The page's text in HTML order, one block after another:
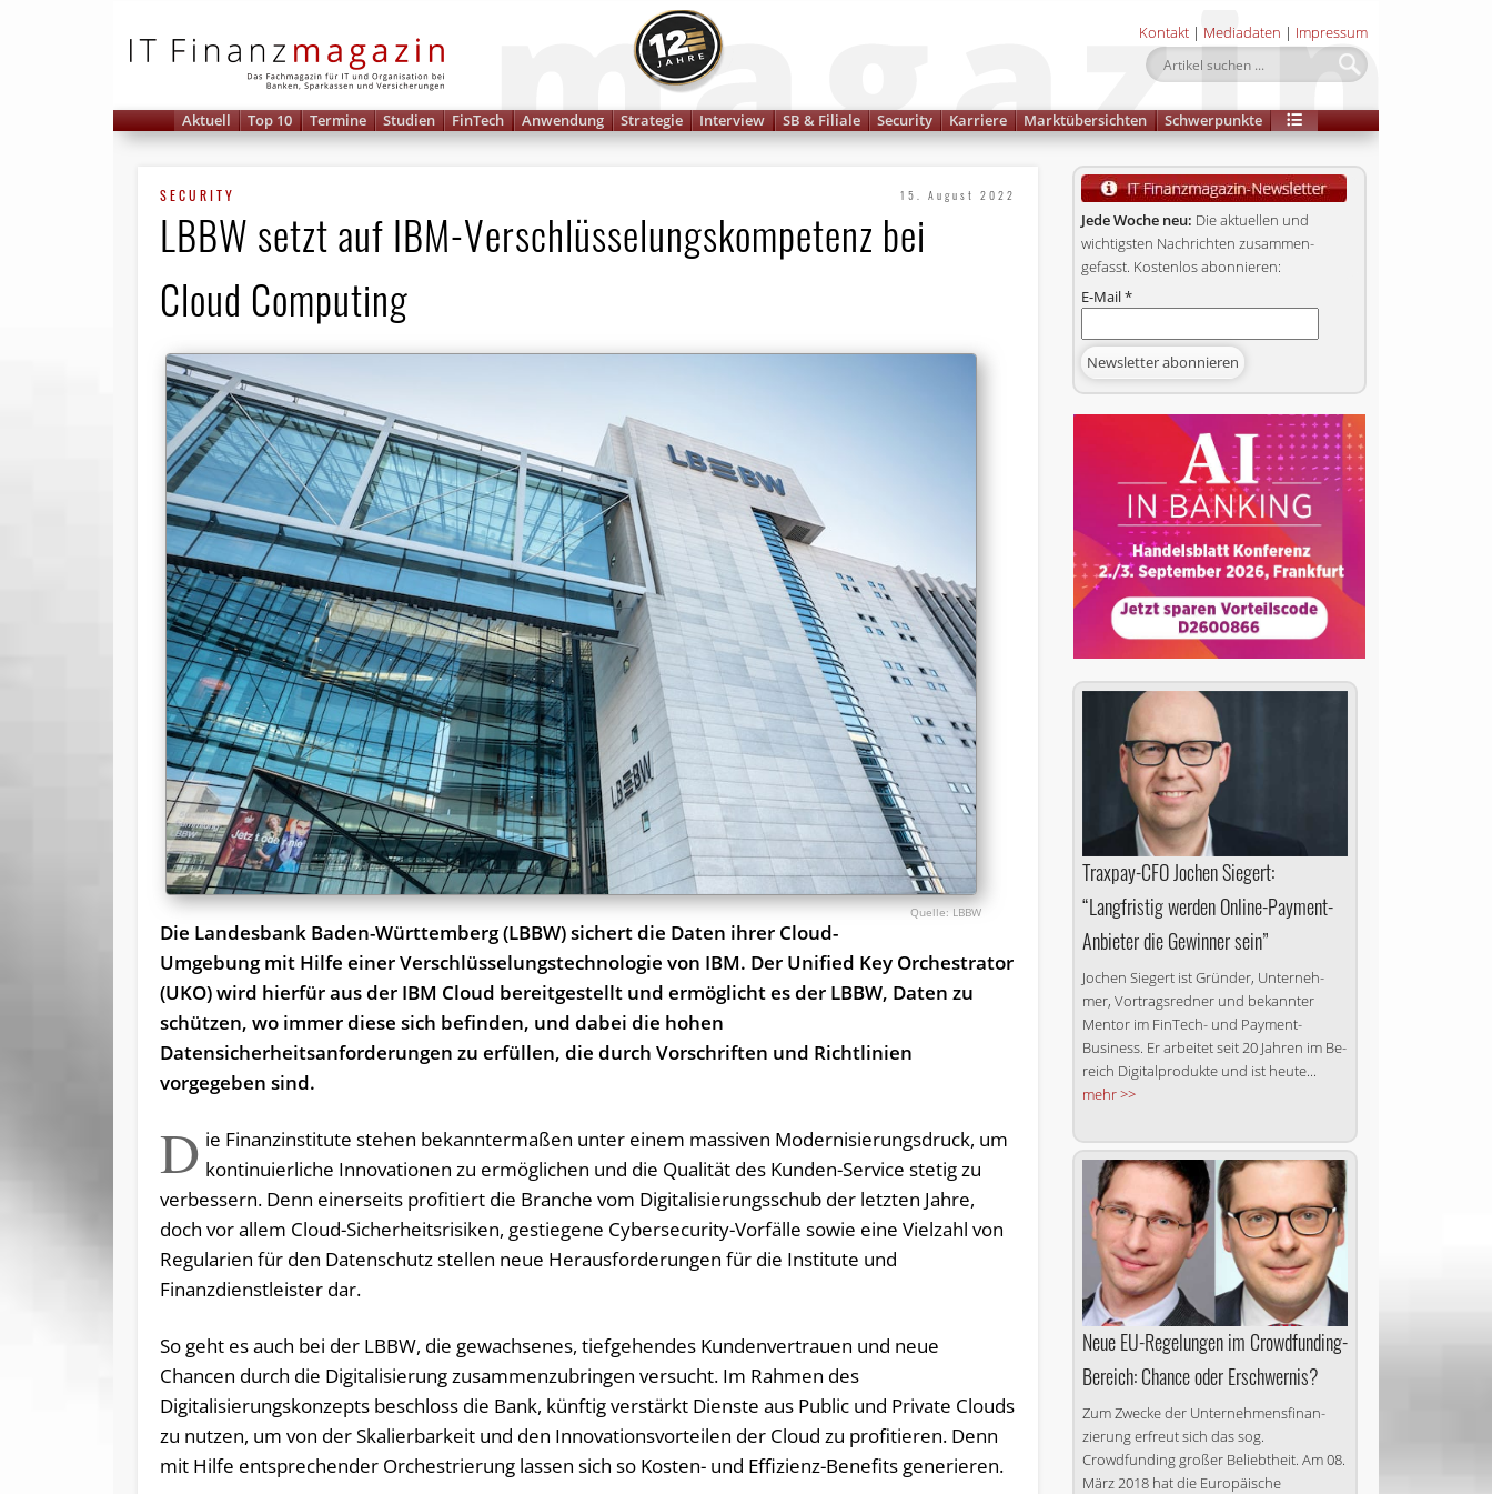
Kontakt | Mediadaten | Impressum
Aktuell Top 10 Termine Studien FinTech Anwendung Strategie Interview SB & Filiale Security Karriere Marktübersichten Schwerpunkte
SECURITY 15. August 2022
LBBW setzt auf IBM-Verschlüsselungskompetenz bei
Cloud Computing
LBBW
Die Landesbank Baden-Württemberg (LBBW) sichert die Daten ihrer Cloud-
Umgebung mit Hilfe einer Verschlüsselungstechnologie von IBM. Der Unified Key Orchestrator
(UKO) wird hierfür aus der IBM Cloud bereitgestellt und ermöglicht es der LBBW, Daten zu
schützen, wo immer diese sich befinden, und dabei die hohen
Datensicherheitsanforderungen zu erfüllen, die durch Vorschriften und Richtlinien
vorgegeben sind.
D ie Finanzinstitute stehen bekanntermaßen unter einem massiven Modernisierungsdruck, um
kontinuierliche Innovationen zu ermöglichen und die Qualität des Kunden-Service stetig zu
verbessern. Denn einerseits profitiert die Branche vom Digitalisierungsschub der letzten Jahre,
doch vor allem Cloud-Sicherheitsrisiken, gestiegene Cybersecurity-Vorfälle sowie eine Vielzahl von
Regularien für den Datenschutz stellen neue Herausforderungen für die Institute und
Finanzdienstleister dar.
So geht es auch bei der LBBW, die gewachsenes, tiefgehendes Kundenvertrauen und neue
Chancen durch die Digitalisierung zusammenzubringen versucht. Im Rahmen des
Digitalisierungskonzepts beschloss die Bank, künftig verstärkt Dienste aus Public und Private Clouds
zu nutzen, um von der Skalierbarkeit und den Innovationsvorteilen der Cloud zu profitieren. Denn
mit Hilfe entsprechender Orchestrierung lassen sich so Kosten- und Effizienz-Benefits generieren.
Jede Woche neu: Die aktuellen und
wichtigsten Nachrichten zusammen­
gefasst. Kostenlos abonnieren:
E-Mail*
Traxpay-CFO Jochen Siegert:
“Langfristig werden Online-Payment-
Anbieter die Gewinner sein”
Jo­chen Siegert ist Grün­der, Un­ter­neh­
mer, Vor­trags­red­ner und be­kann­ter
Men­tor im Fin­Tech- und Pay­ment-
Business. Er ar­bei­tet seit 20 Jah­ren im Be­
reich Di­gi­tal­pro­duk­te und ist heu­te...
mehr >>
Neue EU-Regelungen im Crowdfunding-
Bereich: Chance oder Erschwernis?
Zum Zwecke der Unternehmens­finan­
zierung erfreut sich das sog.
Crowdfunding großer Beliebtheit. Am 08.
März 2018 hat die Europäische